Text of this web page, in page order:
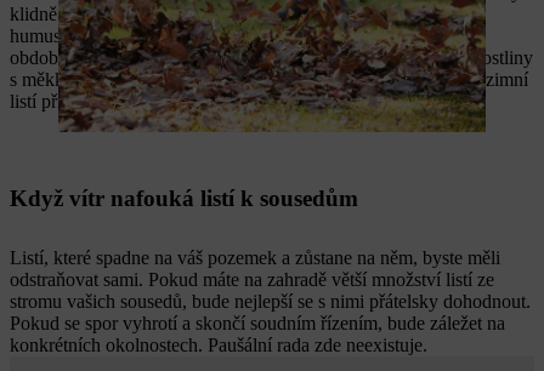
klidně až 15 centimetrů vysoká a časem se promění v kvalitní
humus. Na zeleninové zahradě chrání listí v chladném ročním
období citlivou půdu před mrazem a reguluje vlhkost. Avšak rostliny
s měkkými výhonky, traviny a stále zelené rostliny nemají podzimní
listí příliš v lásce.
Když vítr nafouká listí k sousedům
Listí, které spadne na váš pozemek a zůstane na něm, byste měli
odstraňovat sami. Pokud máte na zahradě větší množství listí ze
stromu vašich sousedů, bude nejlepší se s nimi přátelsky dohodnout.
Pokud se spor vyhrotí a skončí soudním řízením, bude záležet na
konkrétních okolnostech. Paušální rada zde neexistuje.